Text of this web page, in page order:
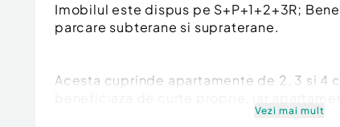
Imobilul este dispus pe S+P+1+2+3R;
parcare subterane si supraterane.
Acesta cuprinde apartamente de 2, 3 si 4
superioare se bucura de balcoaneVezi mai mult